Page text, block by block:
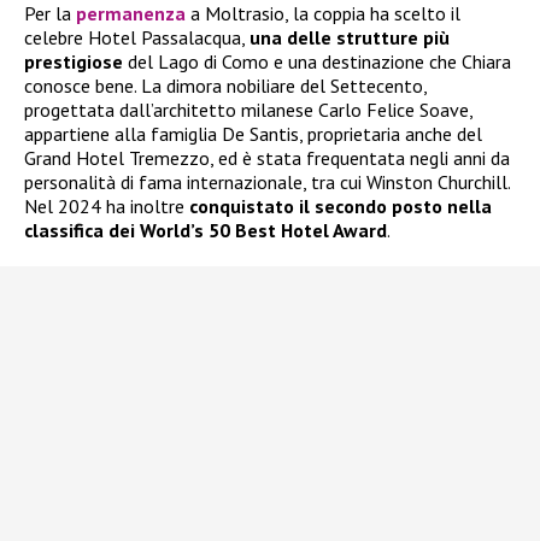
Per la permanenza a Moltrasio, la coppia ha scelto il
celebre Hotel Passalacqua, una delle strutture più
prestigiose del Lago di Como e una destinazione che Chiara
conosce bene. La dimora nobiliare del Settecento,
progettata dall’architetto milanese Carlo Felice Soave,
appartiene alla famiglia De Santis, proprietaria anche del
Grand Hotel Tremezzo, ed è stata frequentata negli anni da
personalità di fama internazionale, tra cui Winston Churchill.
Nel 2024 ha inoltre conquistato il secondo posto nella
classifica dei World’s 50 Best Hotel Award.